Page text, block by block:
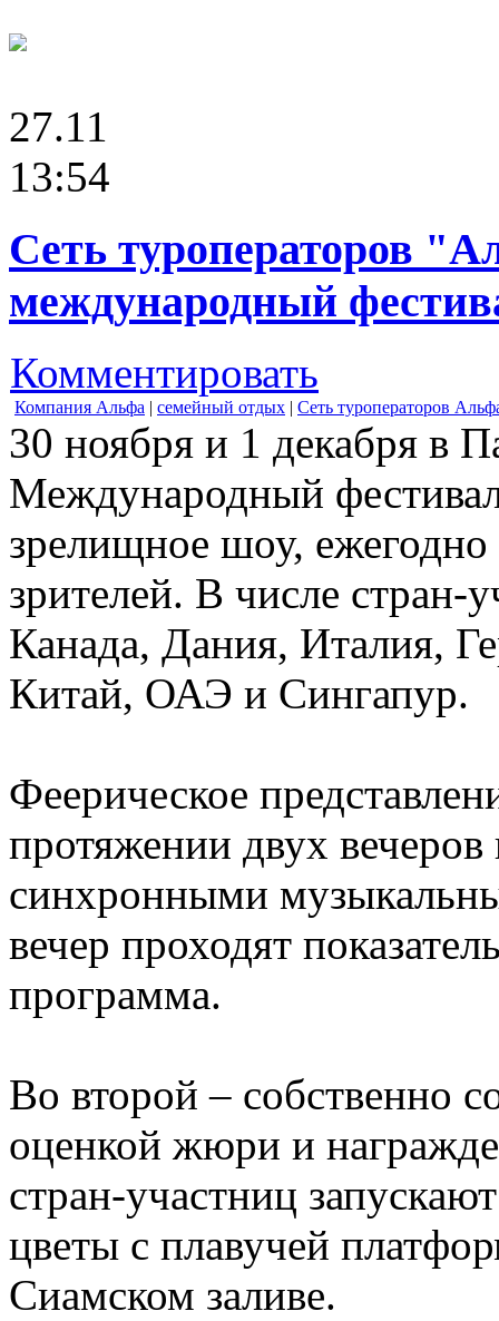
27.11
13:54
Сеть туроператоров
международный
Комментировать
Компания Альфа | семейный отдых | Сеть туроператоров
30 ноября и 1 декабря в
Международный
зрелищное шоу,
зрителей. В числе
Канада, Дания, Италия,
Китай, ОАЭ и Сингапур.
Феерическое
протяжении двух
синхронными
вечер проходят
программа.
Во второй – собственно
оценкой жюри и
стран-участниц
цветы с плавучей
Сиамском заливе.